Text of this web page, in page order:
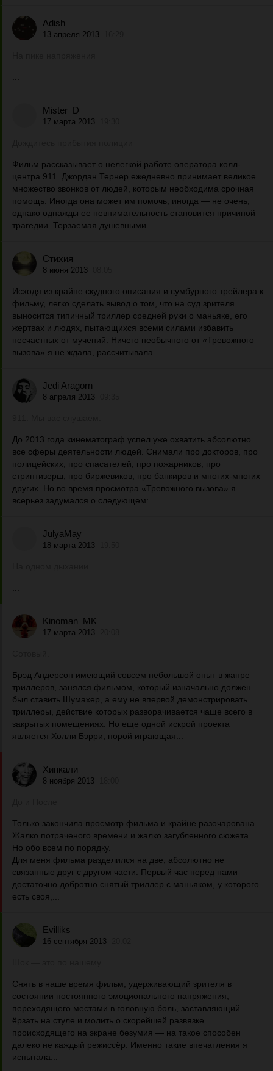
Adish
13 апреля 2013
Mister_D
17 марта 2013
Фильм рассказывает о нелегкой работе оператора колл-
центра 911. Джордан Тернер ежедневно принимает великое
множество звонков от людей, которым необходима срочная
помощь. Иногда она может им помочь, иногда — не очень,
однако однажды ее невнимательность становится причиной
трагедии. Терзаемая душевными...
Стихия
8 июня 2013
Исходя из крайне скудного описания и сумбурного трейлера к
фильму, легко сделать вывод о том, что на суд зрителя
выносится типичный триллер средней руки о маньяке, его
жертвах и людях, пытающихся всеми силами избавить
несчастных от мучений. Ничего необычного от «Тревожного
вызова» я не ждала, рассчитывала...
Jedi Aragorn
8 апреля 2013
До 2013 года кинематограф успел уже охватить абсолютно
все сферы деятельности людей. Снимали про докторов, про
полицейских, про спасателей, про пожарников, про
стриптизерш, про биржевиков, про банкиров и многих-многих
других. Но во время просмотра «Тревожного вызова» я
всерьез задумался о следующем:...
JulyaMay
18 марта 2013
Kinoman_MK
17 марта 2013
Брэд Андерсон имеющий совсем небольшой опыт в жанре
триллеров, занялся фильмом, который изначально должен
был ставить Шумахер, а ему не впервой демонстрировать
триллеры, действие которых разворачивается чаще всего в
закрытых помещениях. Но еще одной искрой проекта
является Холли Бэрри, порой играющая...
Хинкали
8 ноября 2013
Только закончила просмотр фильма и крайне разочарована.
Жалко потраченого времени и жалко загубленного сюжета.
Но обо всем по порядку.
Для меня фильма разделился на две, абсолютно не
связанные друг с другом части. Первый час перед нами
достаточно добротно снятый триллер с маньяком, у которого
есть своя,...
Evilliks
16 сентября 2013
Снять в наше время фильм, удерживающий зрителя в
состоянии постоянного эмоционального напряжения,
переходящего местами в головную боль, заставляющий
ёрзать на стуле и молить о скорейшей развязке
происходящего на экране безумия — на такое способен
далеко не каждый режиссёр. Именно такие впечатления я
испытала...